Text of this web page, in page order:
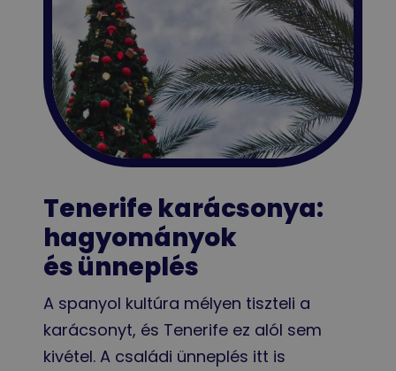
Tenerife karácsonya:
hagyományok
és ünneplés
A spanyol kultúra mélyen tiszteli a
karácsonyt, és Tenerife ez alól sem
kivétel. A családi ünneplés itt is